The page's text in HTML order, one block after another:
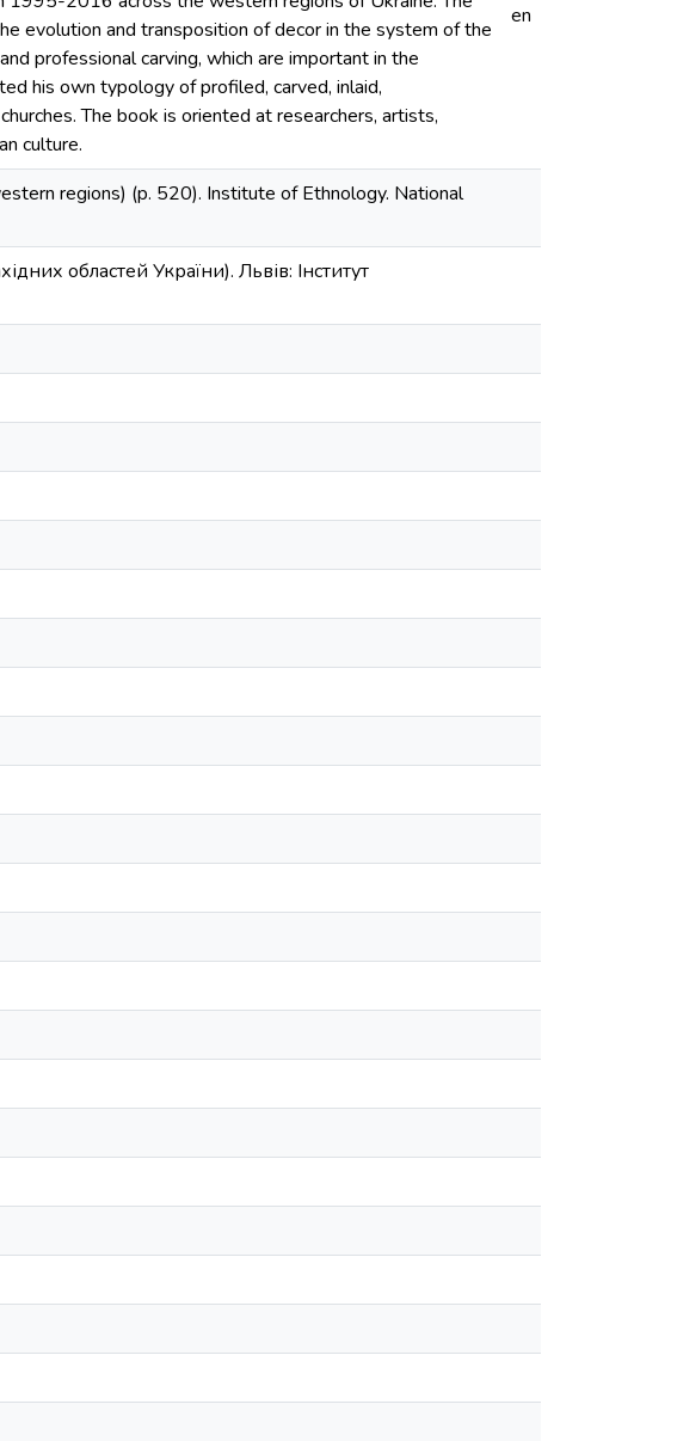
evolution and transposition of decor in the system of the
professional carving, which are important in the
his own typology of profiled, carved, inlaid,
The book is oriented at researchers, artists,
culture.
en
regions) (p. 520). Institute of Ethnology. National
областей України). Львів: Інститут